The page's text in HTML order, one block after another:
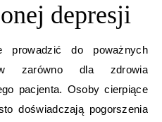
depresji
prowadzić do poważnych
zarówno dla zdrowia
pacjenta. Osoby cierpiące
doświadczają pogorszenia